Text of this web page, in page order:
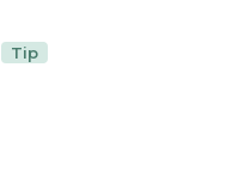
V / 3 kW. Kontaktní gril
Tip